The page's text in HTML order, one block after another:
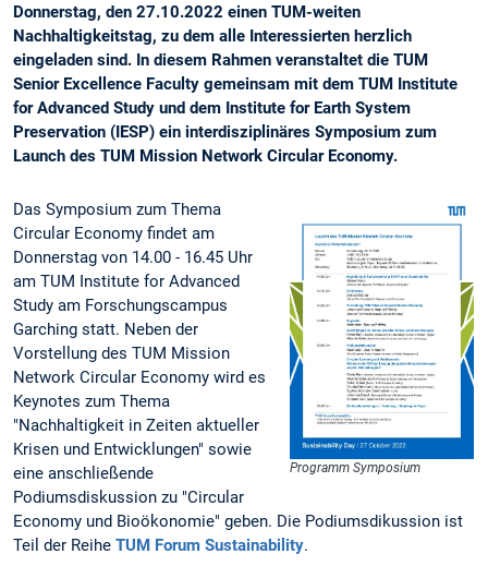
Donnerstag, den 27.10.2022 einen TUM-weiten
Nachhaltigkeitstag, zu dem alle Interessierten herzlich
eingeladen sind. In diesem Rahmen veranstaltet die TUM
Senior Excellence Faculty gemeinsam mit dem TUM Institute
for Advanced Study und dem Institute for Earth System
Preservation (IESP) ein interdisziplinäres Symposium zum
Launch des TUM Mission Network Circular Economy.
Programm Symposium
Das Symposium zum Thema
Circular Economy findet am
Donnerstag von 14.00 - 16.45 Uhr
am TUM Institute for Advanced
Study am Forschungscampus
Garching statt. Neben der
Vorstellung des TUM Mission
Network Circular Economy wird es
Keynotes zum Thema
"Nachhaltigkeit in Zeiten aktueller
Krisen und Entwicklungen" sowie
eine anschließende
Podiumsdiskussion zu "Circular
Economy und Bioökonomie" geben. Die Podiumsdikussion ist
Teil der Reihe TUM Forum Sustainability.